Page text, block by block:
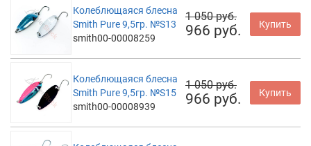
Колеблющаяся блесна
Smith Pure 9,5гр. №S13
smith00-00008259
1 050 руб.
966 руб. Купить
Колеблющаяся блесна
Smith Pure 9,5гр. №S15
smith00-00008939
1 050 руб.
966 руб. Купить